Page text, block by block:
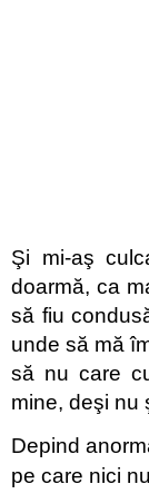
Şi mi-aş
doarmă, ca
să fiu
unde să mă
să nu care
mine, deşi nu
Depind
pe care nici